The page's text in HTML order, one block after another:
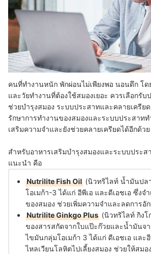
คนที่ทำงานหนัก พักผ่อนไม่เพียงพอ นอนดึก โด
และวัยทำงานที่ต้องใช้สมองเยอะ ควรเลือกรับ
ช่วยบำรุงสมอง ระบบประสาทและคลายเครีย
รักษาการทำงานของสมองและระบบประสาทท
เสริมความจำและยังช่วยคลายเครียดได้อีกด้วย
สำหรับอาหารเสริมบำรุงสมองและระบบประส
แนะนำ คือ
Nutrilite Fish Oil (นิวทริไลท์ น้ำมันปล
โอเมก้า-3 ได้แก่ อีพีเอ และดีเอชเอ ซึ่งจ
ของสมอง ช่วยเพิ่มความจำและลดการอั
Nutrilite Ginkgo Plus (นิวทริไลท์ กิง
ของสารสกัดจากใบแป๊ะก๊วยและน้ำมันจ
ไขมันกลุ่มโอเมก้า 3 ได้แก่ ดีเอชเอ และ
ไหลเวียนโลหิตไปเลี้ยงสมอง ช่วยให้สม